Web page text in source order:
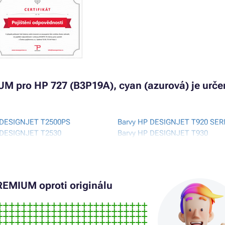
pro HP 727 (B3P19A), cyan (azurová) je
T2500PS
T2530
Barvy HP DESIGNJET T920
Barvy HP DESIGNJET T930
Barvy HP PHOTOSMART P1100XI
oproti originálu